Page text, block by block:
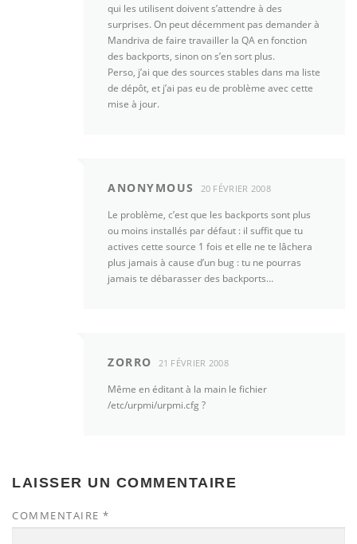
qui les utilisent doivent s’attendre à des
surprises. On peut décemment pas demander à
Mandriva de faire travailler la QA en fonction
des backports, sinon on s’en sort plus.
Perso, j’ai que des sources stables dans ma liste
de dépôt, et j’ai pas eu de problème avec cette
mise à jour.
ANONYMOUS 20 FÉVRIER 2008
Le problème, c’est que les backports sont plus
ou moins installés par défaut : il suffit que tu
actives cette source 1 fois et elle ne te lâchera
plus jamais à cause d’un bug : tu ne pourras
jamais te débarasser des backports…
ZORRO 21 FÉVRIER 2008
Même en éditant à la main le fichier
/etc/urpmi/urpmi.cfg ?
LAISSER UN COMMENTAIRE
COMMENTAIRE *